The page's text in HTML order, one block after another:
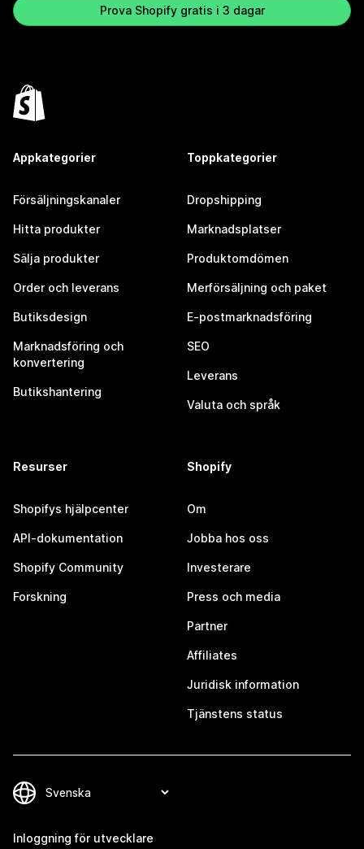
Prova Shopify gratis i 3 dagar
Appkategorier
Försäljningskanaler
Hitta produkter
Sälja produkter
Order och leverans
Butiksdesign
Marknadsföring och
konvertering
Butikshantering
Toppkategorier
Dropshipping
Marknadsplatser
Produktomdömen
Merförsäljning och paket
E-postmarknadsföring
SEO
Leverans
Valuta och språk
Resurser
Shopifys hjälpcenter
API-dokumentation
Shopify Community
Forskning
Shopify
Om
Jobba hos oss
Investerare
Press och media
Partner
Affiliates
Juridisk information
Tjänstens status
Inloggning för utvecklare